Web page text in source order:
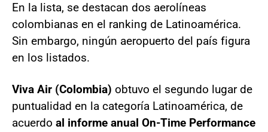
En la lista, se destacan dos aerolíneas
colombianas en el ranking de Latinoamérica.
Sin embargo, ningún aeropuerto del país figura
en los listados.
Viva Air (Colombia) obtuvo el segundo lugar de
puntualidad en la categoría Latinoamérica, de
acuerdo al informe anual On-Time Performance